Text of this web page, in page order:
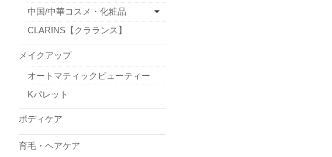
中国/中華コスメ・化粧品
CLARINS【クラランス】
メイクアップ
オートマティックビューティー
Kパレット
ボディケア
育毛・ヘアケア